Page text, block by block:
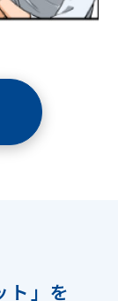
ト」を